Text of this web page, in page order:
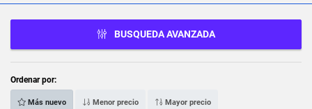
BUSQUEDA AVANZADA
Ordenar por:
Más nuevo Menor precio Mayor precio